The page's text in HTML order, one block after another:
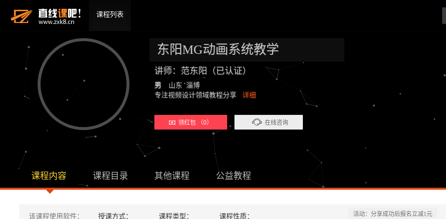
课程列表
东阳MG动画系统教学
讲师：范东阳（已认证）
男
山东 淄博
专注视频设计领域教程分享 详细
领红包 （0） 在线咨询
课程内容 课程目录 其他课程 公益教程
活动：分享成功后报名立减1元
该课程使用软件： 授课方式： 课程类型： 课程性质：